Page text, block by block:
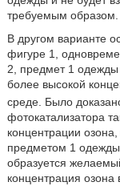
требуемым образом.
В другом варианте
фигуре 1,
2, предмет 1 одежды
более высокой
среде. Было
фотокатализатора
концентрации
предметом 1 одежды,
образуется
концентрация